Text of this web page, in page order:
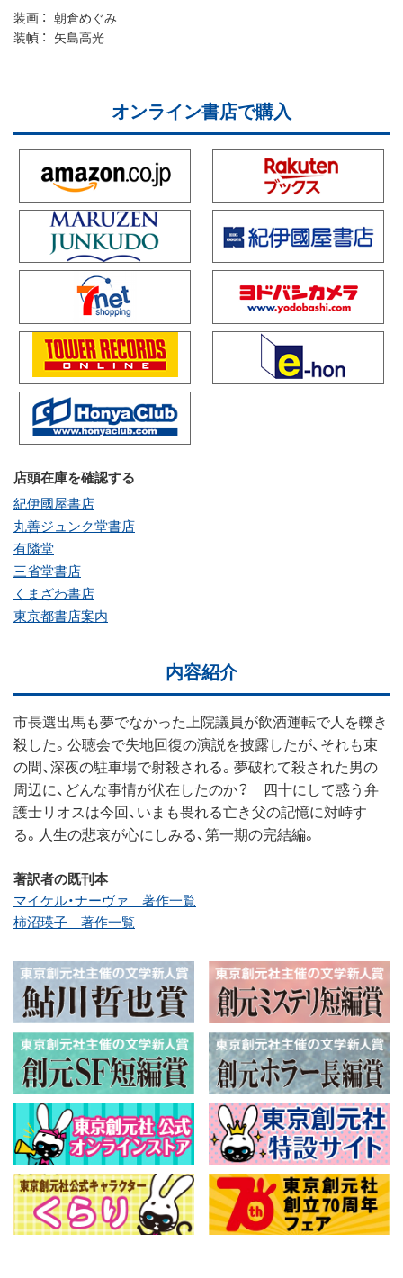
装画
朝倉めぐみ
装幀
矢島高光
オンライン書店で購入
店頭在庫を確認する
紀伊國屋書店
丸善ジュンク堂書店
有隣堂
三省堂書店
くまざわ書店
東京都書店案内
内容紹介
市長選出馬も夢でなかった上院議員が飲酒運転で人を轢き
殺した。公聴会で失地回復の演説を披露したが、それも束
の間、深夜の駐車場で射殺される。夢破れて殺された男の
周辺に、どんな事情が伏在したのか？ 四十にして惑う弁
護士リオスは今回、いまも畏れる亡き父の記憶に対峙す
る。人生の悲哀が心にしみる、第一期の完結編。
著訳者の既刊本
マイケル・ナーヴァ 著作一覧
柿沼瑛子 著作一覧